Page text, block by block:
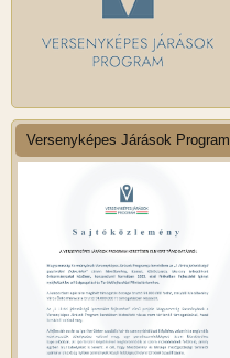
Versenyképes Járások Program